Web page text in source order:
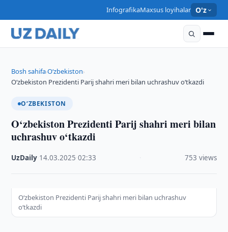
InfografikaMaxsus loyihalar O'z
Bosh sahifa›O‘zbekiston›
O‘zbekiston Prezidenti Parij shahri meri bilan uchrashuv o‘tkazdi
O‘ZBEKISTON
O‘zbekiston Prezidenti Parij shahri meri bilan
uchrashuv o‘tkazdi
UzDaily 14.03.2025 ·02:33 753 views
O‘zbekiston Prezidenti Parij shahri meri bilan uchrashuv
o‘tkazdi